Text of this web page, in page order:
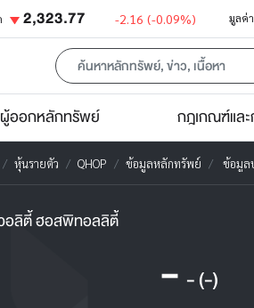
2,323.77 -2.16 (-0.09%) มูลค่
ผู้ออกหลักทรัพย์ กฎเกณฑ์แล
หุ้นรายตัว QHOP ข้อมูลหลักทรัพย์ ข้อมูล
อลิตี้ ฮอสพิทอลลิตี้
- -(-)